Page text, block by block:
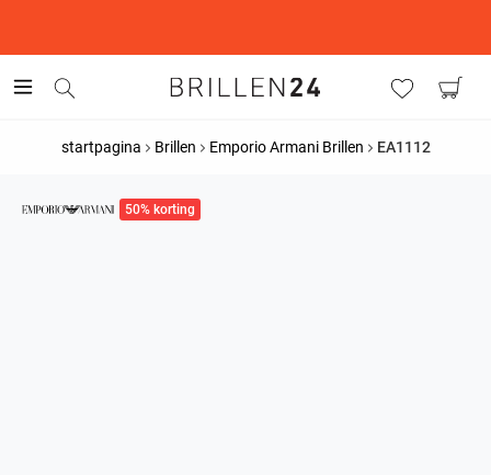
startpagina Brillen Emporio Armani Brillen EA1112
50% korting